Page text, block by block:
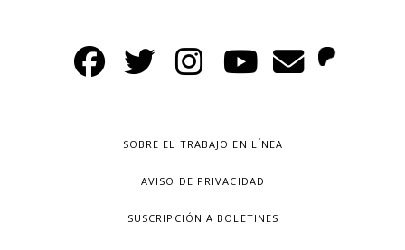
SOBRE EL TRABAJO EN LÍNEA
AVISO DE PRIVACIDAD
SUSCRIPCIÓN A BOLETINES